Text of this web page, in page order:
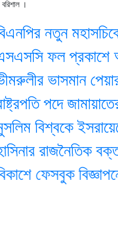
।
নতুন
ফল প্রকাশে
ভাসমান
পদে
বিশ্বকে
রাজনৈতিক
ফেসবুক